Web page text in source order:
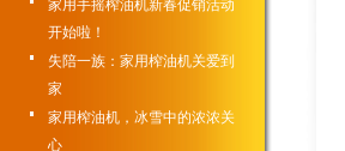
家用手摇榨油机新春促销活动
开始啦！
失陪一族：家用榨油机关爱到
家
家用榨油机，冰雪中的浓浓关
心